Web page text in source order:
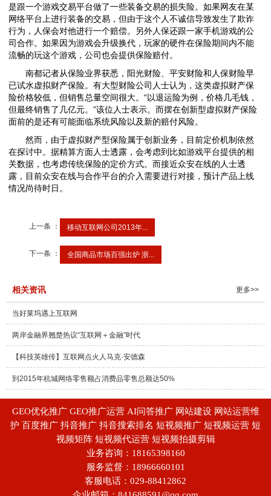
是跟一个游戏交易平台做了一些装备交易的损失险。如果网友在某
网络平台上进行装备的交易，但由于这个人不诚信导致发生了欺诈
行为，人保会对他进行一个赔偿。另外人保还跟一家手机游戏的公
司合作。如果因为游戏会升级换代，玩家的硬件在保险期间内不能
流畅的玩这个游戏，公司也会提供保险赔付。
南都记者从保险业界获悉，阳光财险、平安财险和人保财险早
已试水虚拟财产保险。有大型财险公司人士认为，这类虚拟财产保
险价格较低，但销售总量空间很大。“以退运险为例，价格几毛钱，
但最终销售了几亿元。”该位人士表示。而摆在创新型虚拟财产保险
面前的是还有可能面临系统风险以及新的赔付风险。
然而，由于虚拟财产型保险属于创新业务，目前定价机制依然
在探讨中。据精算方面人士透露，会考虑到比如游戏平台提供的相
关数据，也考虑传统保险的定价方式。而接近众安在线的人士透
露，目前众安在线与合作平台的介入需要进行对接，预计产品上线
情况尚待时日。
上一条 ： 移动互联网公司2013年...
下一条 ： 全国商品市场百强出炉 浙...
相关资讯 更多>>
当好莱坞遇上互联网
两岸金融界翘楚热议“互联网＋金融”时代
【科技英雄传】互联网点火人马克·安德森
到2015年杭城网络零售额占消费品零售总额达50%
GEO优化推广 GEO推广运营 AI问答推广 网站建设 网站运营维
护 百度推广 抖音推广 抖音搜索排名 短视频推广 短视频运营 短
视频矩阵 短视频代运营 短视频拍摄剪辑
业务咨询：18165398160
服务监督：18966660101
客服电话：029-88412862